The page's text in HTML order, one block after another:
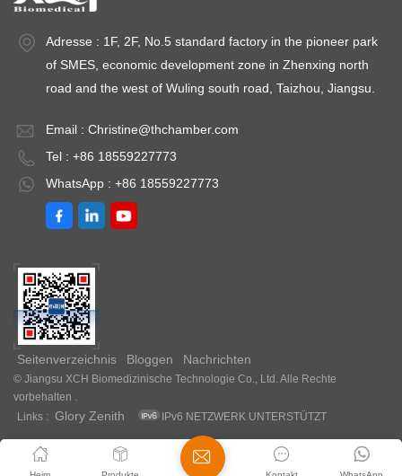
Adresse : 1F, 2F, No.5 standard factory in the pioneer park
of SMES, economic development zone in Zhenxing north
road and the west of Wuling south road, Taizhou, Jiangsu.
Email : Christine@thchamber.com
Tel : +86 18559227773
WhatsApp : +86 18559227773
Seitenverzeichnis Bloggen Nachrichten
© Jiangsu XCH Biomedizinische Technologie Co., Ltd. Alle Rechte
vorbehalten .
Links :
Glory Zenith IPv6 NETZWERK UNTERSTÜTZT